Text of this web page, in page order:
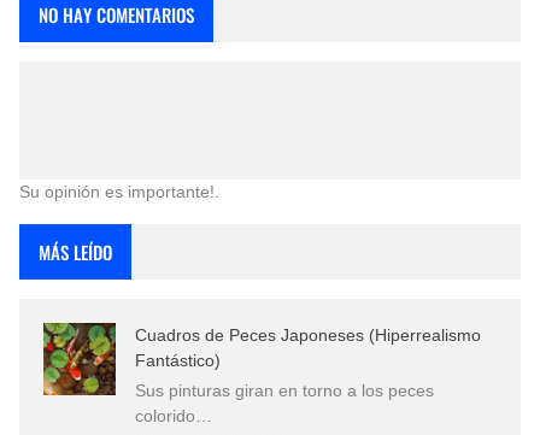
NO HAY COMENTARIOS
Su opinión es importante!.
MÁS LEÍDO
Cuadros de Peces Japoneses (Hiperrealismo
Fantástico)
Sus pinturas giran en torno a los peces
colorido…